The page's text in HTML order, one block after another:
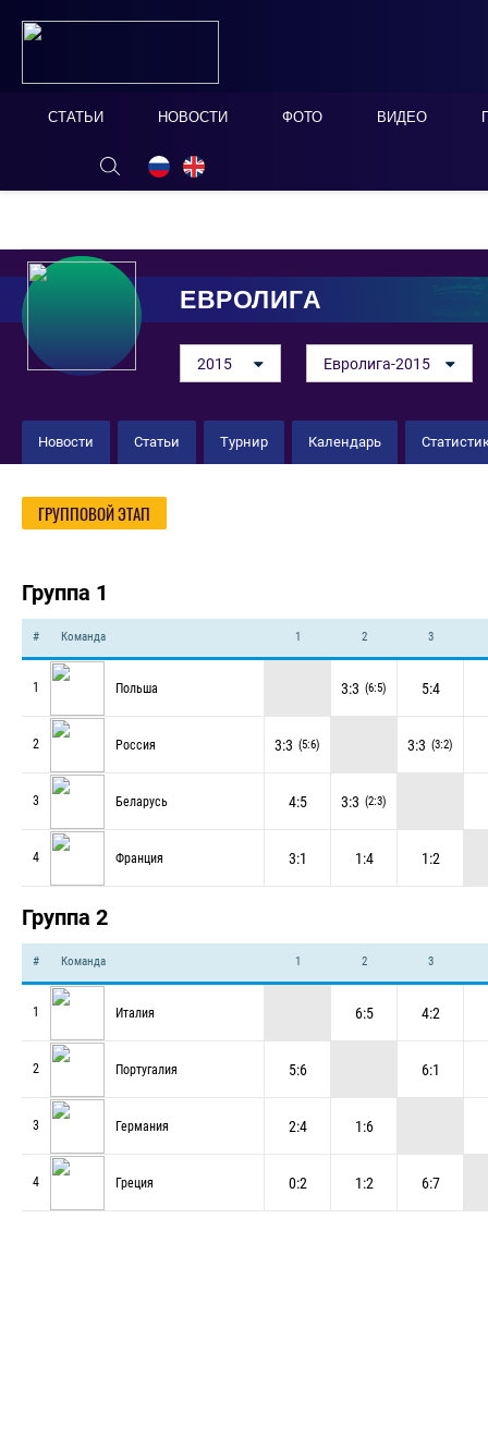
СТАТЬИ НОВОСТИ ФОТО ВИДЕО
ОНЛАЙН ТАБЛО СКРЫТЬ
ЕВРОЛИГА
2015 Евролига-2015
Новости Статьи Турнир Календарь
ГРУППОВОЙ ЭТАП
Группа 1
# Команда
1 Польша
2 Россия
3 Беларусь
4 Франция
1 2 3
3:3 (6:5) 5:4
3:3 (5:6) 3:3 (3:2)
4:5 3:3 (2:3)
3:1 1:4 1:2
Группа 2
# Команда
1 Италия
2 Португалия
3 Германия
4 Греция
1 2 3
6:5 4:2
5:6 6:1
2:4 1:6
0:2 1:2 6:7